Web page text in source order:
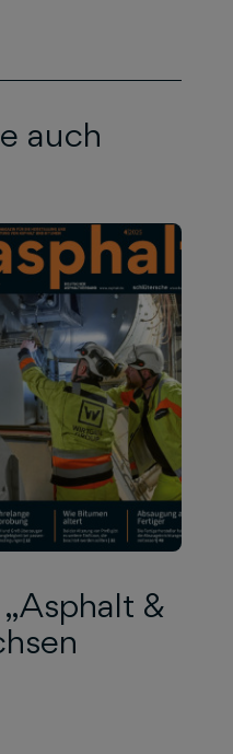
auch
&